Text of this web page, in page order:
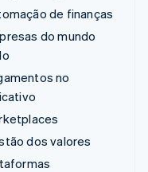
de finanças
do mundo
no
dos valores